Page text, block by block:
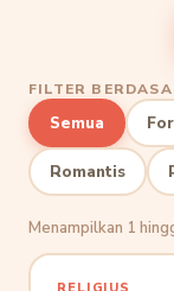
FILTER
Semua
Romantis
Menampilkan 1